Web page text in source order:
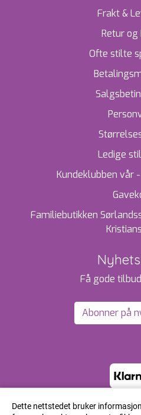
Frakt &
Retur og
Ofte stilte
Ledige
Kundeklubben vår
Familiebutikken
Få gode
Abonner på
Dette nettstedet bruker